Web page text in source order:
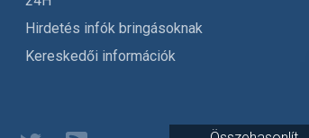
Hirdetés infók bringásoknak
Kereskedői információk